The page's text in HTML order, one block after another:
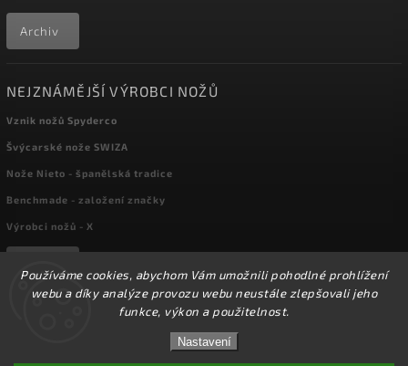
Používáme cookies, abychom Vám umožnili pohodlné prohlížení
webu a díky analýze provozu webu neustále zlepšovali jeho
funkce, výkon a použitelnost.
Nastavení
☀️Ve dnech 3-14.8 2026 máme zavřeno z důvodu
DOVOLENÉ. Eshop zůstává v provozu, objednávky
budeme zpracovávat v pondělí 17.8.2026. Děkujeme za
pochopení.☀️
Archiv
NEJZNÁMĚJŠÍ VÝROBCI NOŽŮ
Vznik nožů Spyderco
Švýcarské nože SWIZA
Nože Nieto - španělská tradice
Benchmade - založení značky
Výrobci nožů - X
kapesni-noze.cz
Upravit nastavení cookies